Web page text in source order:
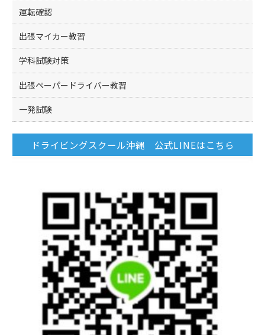
運転確認
出張マイカー教習
学科試験対策
出張ペーパードライバー教習
一発試験
ドライビングスクール沖縄 公式LINEはこちら